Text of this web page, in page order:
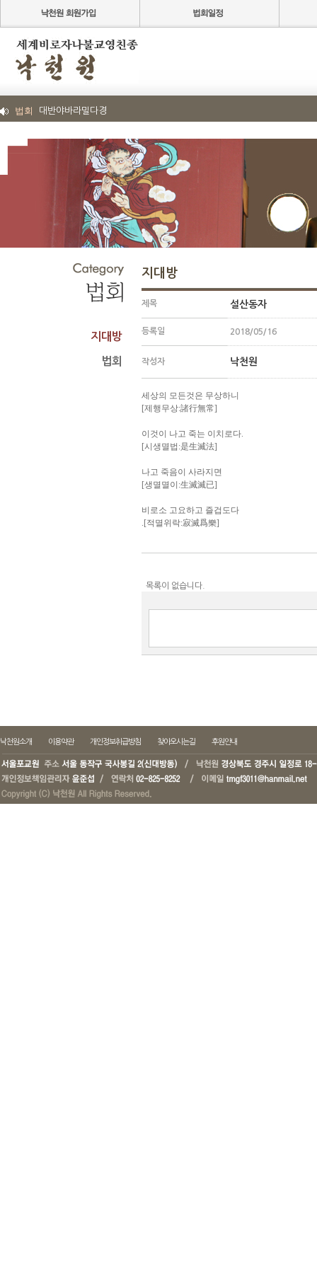
법회 대반야바라밀다경
지대방
법회
지대방
제목 설산동자
등록일 2018/05/16
작성자 낙천원
세상의 모든것은 무상하니
[제행무상:諸行無常]
이것이 나고 죽는 이치로다.
[시생멸법:是生滅法]
나고 죽음이 사라지면
[생멸멸이:生滅滅已]
비로소 고요하고 즐겁도다
.[적멸위락:寂滅爲樂]
목록이 없습니다.
낙천원소개 이용약관 개인정보취급방침 찾아오시는길 후원안내